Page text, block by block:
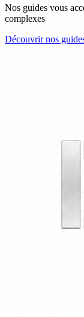
Nos guides vous
complexes
Découvrir nos